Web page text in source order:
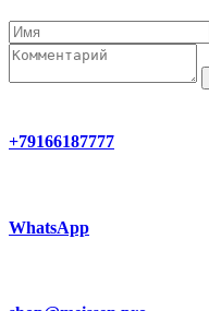
+79166187777
WhatsApp